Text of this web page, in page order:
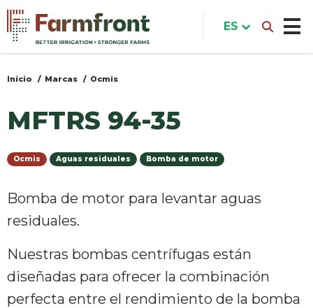
Pasar
contenido
principal
Usted
aquí
Inicio Marcas Ocmis
MFTRS 94-35
Ocmis Aguas residuales Bomba de motor
Bomba de motor para levantar aguas
residuales.
Nuestras bombas centrífugas están
diseñadas para ofrecer la combinación
perfecta entre el rendimiento de la bomba
ES